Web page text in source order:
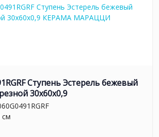
Ступень Эстерель бежевый
30x60x0,9
см